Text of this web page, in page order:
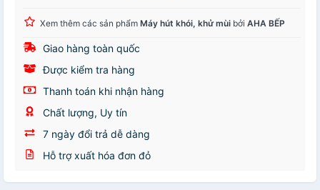
Xem thêm các sản phẩm Máy hút khói, khử mùi bởi AHA BẾP
Giao hàng toàn quốc
Được kiểm tra hàng
Thanh toán khi nhận hàng
Chất lượng, Uy tín
7 ngày đổi trả dễ dàng
Hỗ trợ xuất hóa đơn đỏ